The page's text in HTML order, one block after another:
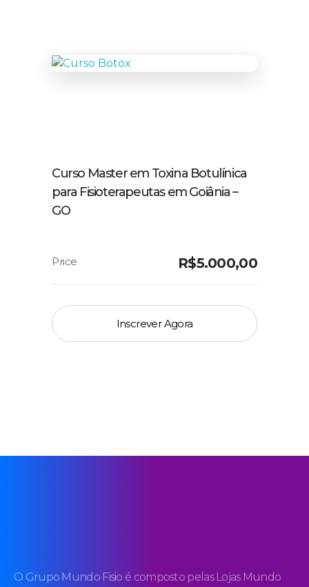
Curso Master em Toxina Botulínica
para Fisioterapeutas em Goiânia –
GO
R$5.000,00
Inscrever Agora
O Grupo Mundo Fisio é composto pelas Lojas Mundo